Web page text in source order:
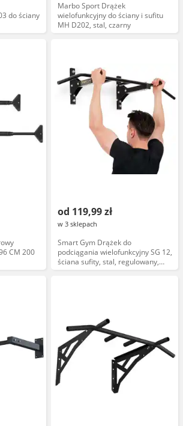
do ściany
Marbo Sport Drążek
wielofunkcyjny do ściany i sufitu
MH D202, stal, czarny
CM 200
od 119,99 zł
w 3 sklepach
Smart Gym Drążek do
podciągania wielofunkcyjny SG 12,
ściana sufity, stal, regulowany,
antypoślizgowe końcówki